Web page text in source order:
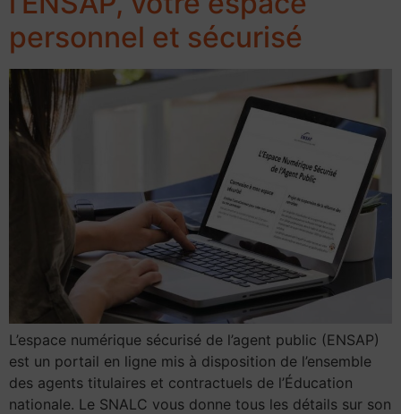
personnel et sécurisé
L’espace numérique sécurisé de l’agent public (ENSAP)
est un portail en ligne mis à disposition de l’ensemble
des agents titulaires et contractuels de l’Éducation
nationale. Le SNALC vous donne tous les détails sur son